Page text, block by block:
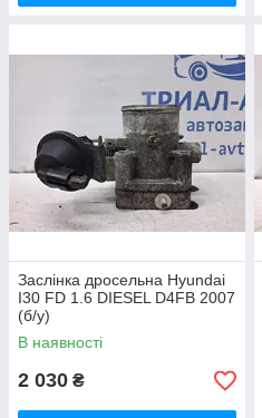
Заслінка дросельна Hyundai
I30 FD 1.6 DIESEL D4FB 2007
(б/у)
В наявності
2 030 ₴